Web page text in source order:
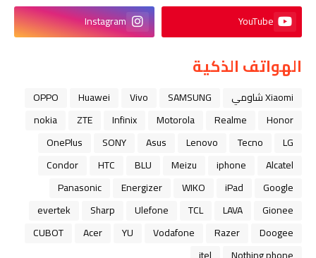
YouTube
Instagram
الهواتف الذكية
Xiaomi شاومي SAMSUNG
Vivo
Huawei
OPPO
Honor
Realme
Motorola
Infinix
ZTE
nokia
LG
Tecno
Lenovo
Asus
SONY
OnePlus
Alcatel
iphone
Meizu
BLU
HTC
Condor
Google
iPad
WIKO
Energizer
Panasonic
Gionee
LAVA
TCL
Ulefone
Sharp
evertek
Doogee
Razer
Vodafone
YU
Acer
CUBOT